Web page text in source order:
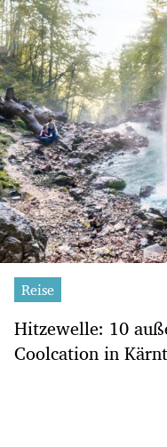
Reise
Hitzewelle: 10
Coolcation in